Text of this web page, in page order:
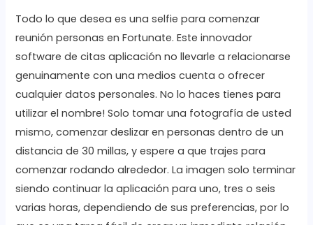
Todo lo que desea es una selfie para comenzar
reunión personas en Fortunate. Este innovador
software de citas aplicación no llevarle a relacionarse
genuinamente con una medios cuenta o ofrecer
cualquier datos personales. No lo haces tienes para
utilizar el nombre! Solo tomar una fotografía de usted
mismo, comenzar deslizar en personas dentro de un
distancia de 30 millas, y espere a que trajes para
comenzar rodando alrededor. La imagen solo terminar
siendo continuar la aplicación para uno, tres o seis
varias horas, dependiendo de sus preferencias, por lo